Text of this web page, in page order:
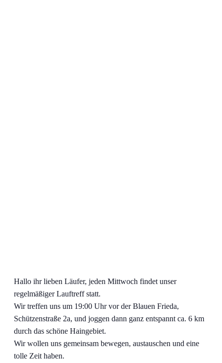
Hallo ihr lieben Läufer, jeden Mittwoch findet unser
regelmäßiger Lauftreff statt.
Wir treffen uns um 19:00 Uhr vor der Blauen Frieda,
Schützenstraße 2a, und joggen dann ganz entspannt ca. 6 km
durch das schöne Haingebiet.
Wir wollen uns gemeinsam bewegen, austauschen und eine
tolle Zeit haben.